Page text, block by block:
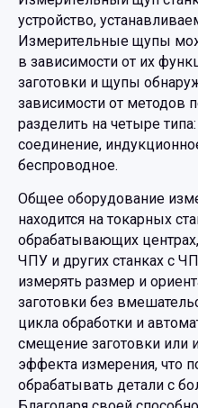
устройство,
Измерительные щупы
в зависимости от их
заготовки и щупы
зависимости от методов
разделить на четыре
соединение,
беспроводное.
Общее оборудование
находится на токарных
обрабатывающих
ЧПУ и других станках с
измерять размер и
заготовки без
цикла обработки и
смещение заготовки или
эффекта измерения, что
обрабатывать детали с